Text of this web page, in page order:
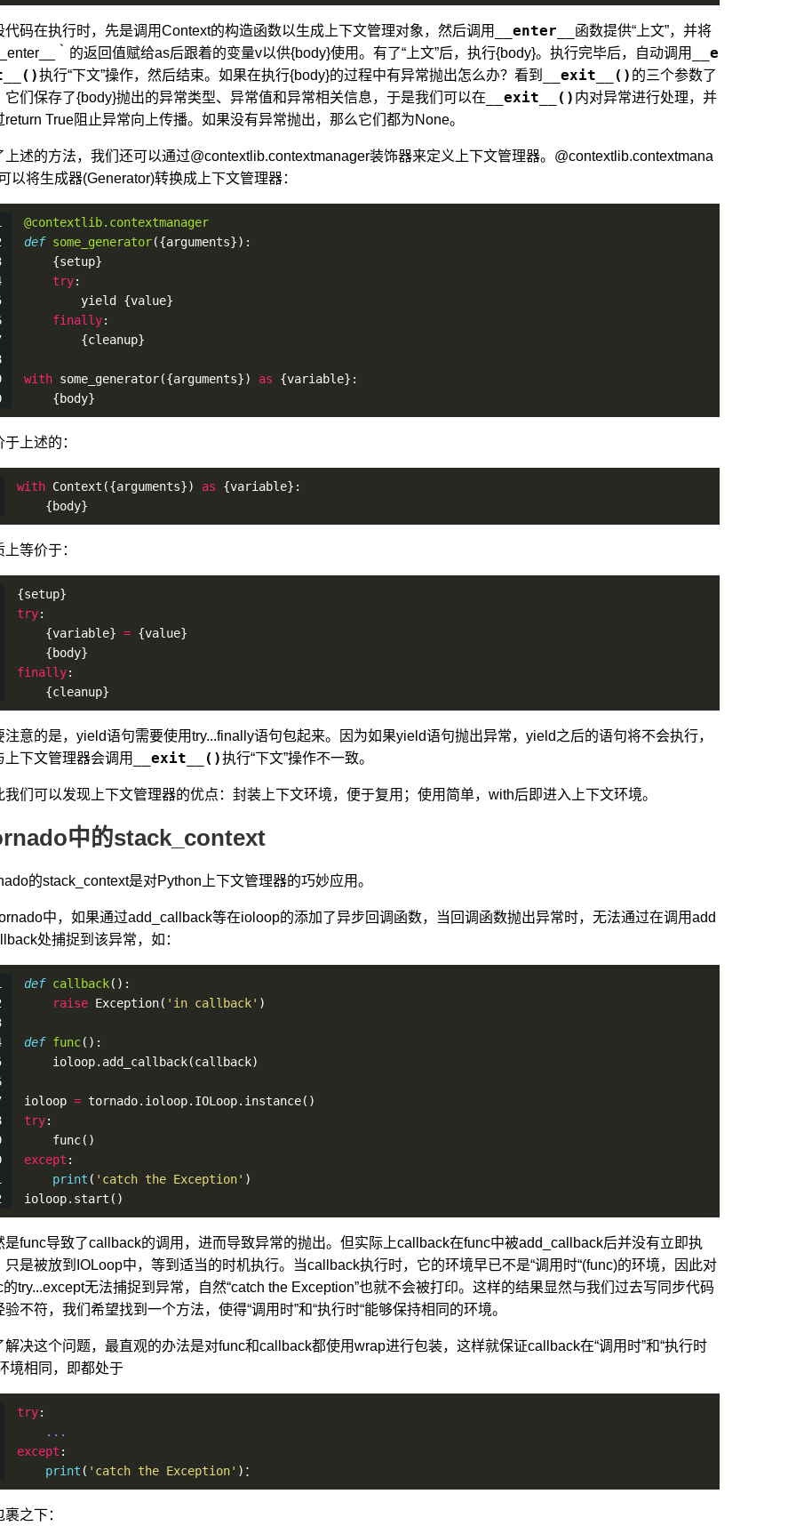
代码在执行时，先是调用Context的构造函数以生成上下文管理对象，然后调用 __enter__
函数提供“上文”，并将
｀的返回值赋给as后跟着的变量v以供{body}使用。有了“上文”后，执行{body}。执行完毕后，自动调用
__e
执行“下文”操作，然后结束。如果在执行{body}的过程中有异常抛出怎么办？看到 __exit__() 的三个参数了
它们保存了{body}抛出的异常类型、异常值和异常相关信息，于是我们可以在
__exit__() 内对异常进行处理，并
return True阻止异常向上传播。如果没有异常抛出，那么它们都为None。
上述的方法，我们还可以通过@contextlib.contextmanager装饰器来定义上下文管理器。@contextlib.contextmana
以将生成器(Generator)转换成上下文管理器：
@contextlib.contextmanager
def some_generator({arguments}):
    {setup}
try:
        yield {value}
finally:
        {cleanup}
with some_generator({arguments}) as {variable}:
    {body}
于上述的：
with Context ({arguments}) as {variable}:
    {body}
上等价于：
{setup}
try:
    {variable}
= {value}
    {body}
finally:
    {cleanup}
注意的是，yield语句需要使用try...finally语句包起来。因为如果yield语句抛出异常，yield之后的语句将不会执行，
上下文管理器会调用
__exit__()执行“下文”操作不一致。
我们可以发现上下文管理器的优点：封装上下文环境，便于复用；使用简单，with后即进入上下文环境。
中的stack_context
的stack_context是对Python上下文管理器的巧妙应用。
中，如果通过add_callback等在ioloop的添加了异步回调函数，当回调函数抛出异常时，无法通过在调用add
处捕捉到该异常，如：
def callback():
raise Exception( 'in callback' )
def func():
    ioloop.
add_callback(callback)
ioloop = tornado.ioloop.IOLoop. instance()
try:
func()
except :
print ( 'catch the Exception' )
ioloop. start ()
是func导致了callback的调用，进而导致异常的抛出。但实际上callback在func中被add_callback后并没有立即执
只是被放到IOLoop中，等到适当的时机执行。当callback执行时，它的环境早已不是“调用时“(func)的环境，因此对
的try...except无法捕捉到异常，自然“catch the Exception”也就不会被打印。这样的结果显然与我们过去写同步代码
验不符，我们希望找到一个方法，使得“调用时”和“执行时“能够保持相同的环境。
解决这个问题，最直观的办法是对func和callback都使用wrap进行包装，这样就保证callback在“调用时”和“执行时
境相同，即都处于
try:
...
except :
print ( 'catch the Exception' )：
裹之下：